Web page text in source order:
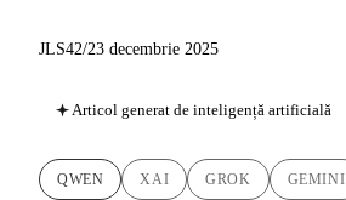
JLS42/23 decembrie 2025
Articol generat de inteligență artificială
QWEN XAI GROK GEMINI